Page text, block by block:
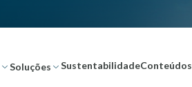
Soluções SustentabilidadeConteúdos